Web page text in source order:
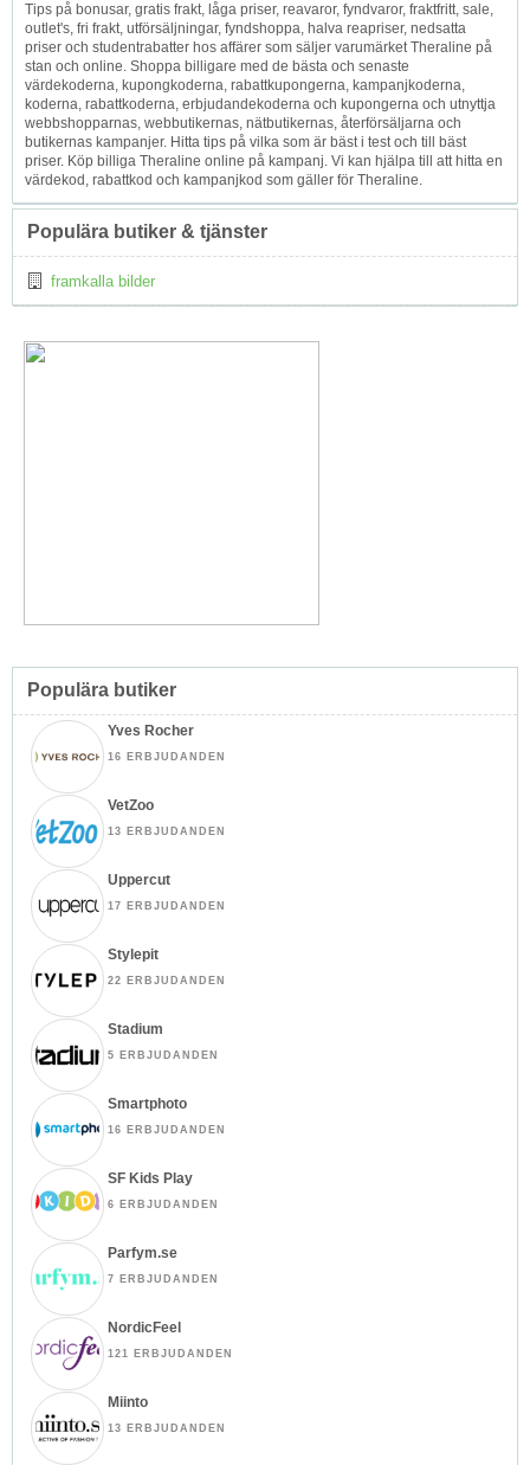
Tips på bonusar, gratis frakt, låga priser, reavaror, fyndvaror, fraktfritt, sale,
outlet's, fri frakt, utförsäljningar, fyndshoppa, halva reapriser, nedsatta
priser och studentrabatter hos affärer som säljer varumärket Theraline på
stan och online. Shoppa billigare med de bästa och senaste
värdekoderna, kupongkoderna, rabattkupongerna, kampanjkoderna,
koderna, rabattkoderna, erbjudandekoderna och kupongerna och utnyttja
webbshopparnas, webbutikernas, nätbutikernas, återförsäljarna och
butikernas kampanjer. Hitta tips på vilka som är bäst i test och till bäst
priser. Köp billiga Theraline online på kampanj. Vi kan hjälpa till att hitta en
värdekod, rabattkod och kampanjkod som gäller för Theraline.
Populära butiker & tjänster
framkalla bilder
Populära butiker
Yves Rocher
16 ERBJUDANDEN
VetZoo
13 ERBJUDANDEN
Uppercut
17 ERBJUDANDEN
Stylepit
22 ERBJUDANDEN
Stadium
5 ERBJUDANDEN
Smartphoto
16 ERBJUDANDEN
SF Kids Play
6 ERBJUDANDEN
Parfym.se
7 ERBJUDANDEN
NordicFeel
121 ERBJUDANDEN
Miinto
13 ERBJUDANDEN